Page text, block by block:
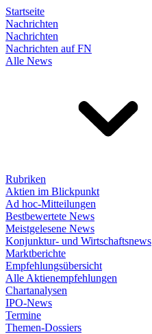
Startseite
Nachrichten
Nachrichten
Nachrichten auf FN
Alle News
Rubriken
Aktien im Blickpunkt
Ad hoc-Mitteilungen
Bestbewertete News
Meistgelesene News
Konjunktur- und Wirtschaftsnews
Marktberichte
Empfehlungsübersicht
Alle Aktienempfehlungen
Chartanalysen
IPO-News
Termine
Themen-Dossiers